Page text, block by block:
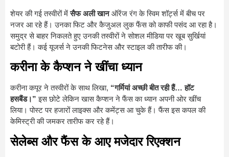
शेयर की गई तस्वीरों मेंसैफ अली खानऑरेंज रंग के स्विम शॉर्ट्स में बीच पर
नजर आ रहे हैं। उनका फिट और कैजुअल लुक फैंस को काफी पसंद आ रहा है।
समुद्र से बाहर निकलते हुए उनकी तस्वीरों ने सोशल मीडिया पर खूब सुर्खियां
बटोरी हैं। कई यूजर्स ने उनकी फिटनेस और स्टाइल की तारीफ की।
करीना के कैप्शन ने खींचा ध्यान
करीना कपूर ने तस्वीरों के साथ लिखा, “गर्मियां अच्छी बीत रही हैं… हॉट
हसबैंड।” इस छोटे लेकिन खास कैप्शन ने फैंस का ध्यान अपनी ओर खींच
लिया। पोस्ट पर हजारों लाइक्स और कमेंट्स आ चुके हैं। फैंस इस कपल की
केमिस्ट्री की जमकर तारीफ कर रहे हैं।
सेलेब्स और फैंस के आए मजेदार रिएक्शन